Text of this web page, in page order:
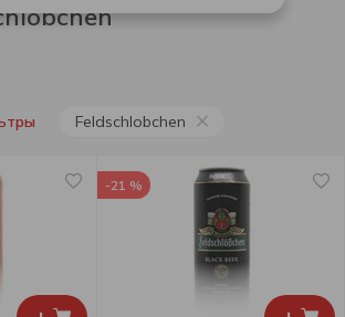
Feldschlobchen
-21 %